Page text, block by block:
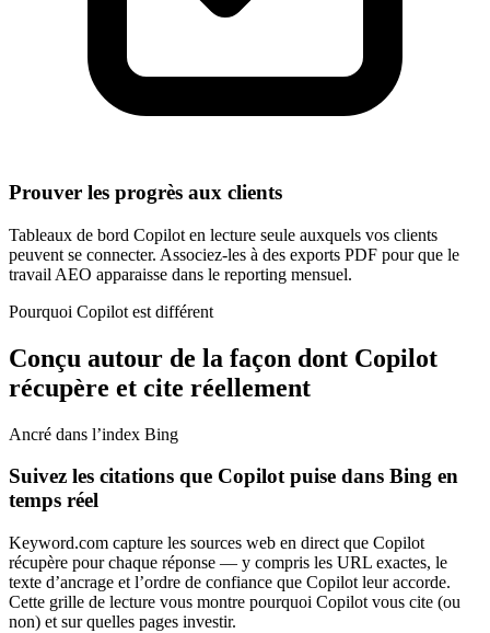
Prouver les progrès aux clients
Tableaux de bord Copilot en lecture seule auxquels vos clients
peuvent se connecter. Associez-les à des exports PDF pour que le
travail AEO apparaisse dans le reporting mensuel.
Pourquoi Copilot est différent
Conçu autour de la façon dont Copilot
récupère et cite réellement
Ancré dans l’index Bing
Suivez les citations que Copilot puise dans Bing en
temps réel
Keyword.com capture les sources web en direct que Copilot
récupère pour chaque réponse — y compris les URL exactes, le
texte d’ancrage et l’ordre de confiance que Copilot leur accorde.
Cette grille de lecture vous montre pourquoi Copilot vous cite (ou
non) et sur quelles pages investir.